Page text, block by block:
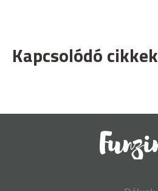
Kapcsolódó cikkek